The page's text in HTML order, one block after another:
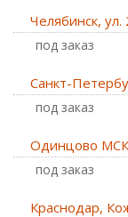
Челябинск,
Под заказ
Санкт-
Под заказ
Одинцово
Под заказ
Краснодар,